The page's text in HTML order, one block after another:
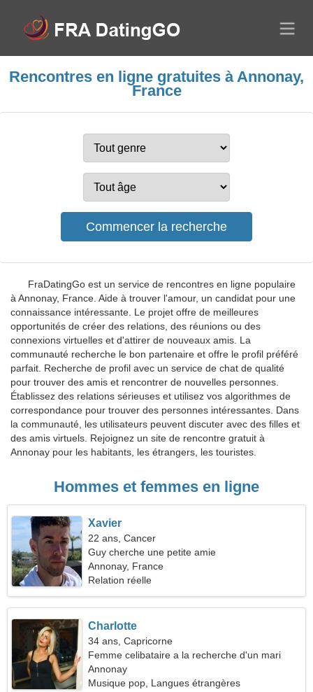
Rencontres en ligne gratuites à Annonay,
France
FraDatingGo est un service de rencontres en ligne populaire
à Annonay, France. Aide à trouver l'amour, un candidat pour une
connaissance intéressante. Le projet offre de meilleures
opportunités de créer des relations, des réunions ou des
connexions virtuelles et d'attirer de nouveaux amis. La
communauté recherche le bon partenaire et offre le profil préféré
parfait. Recherche de profil avec un service de chat de qualité
pour trouver des amis et rencontrer de nouvelles personnes.
Établissez des relations sérieuses et utilisez vos algorithmes de
correspondance pour trouver des personnes intéressantes. Dans
la communauté, les utilisateurs peuvent discuter avec des filles et
des amis virtuels. Rejoignez un site de rencontre gratuit à
Annonay pour les habitants, les étrangers, les touristes.
Hommes et femmes en ligne
Xavier
22 ans, Cancer
Guy cherche une petite amie
Annonay, France
Relation réelle
Charlotte
34 ans, Capricorne
Femme celibataire a la recherche d'un mari
Annonay
Musique pop, Langues étrangères